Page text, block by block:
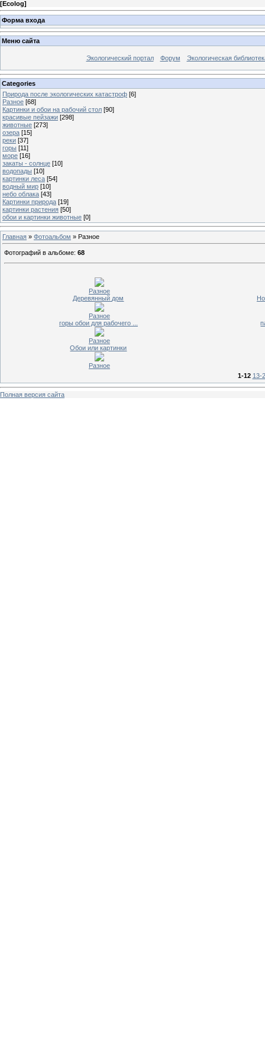
[Ecolog]
Форма входа
Меню сайта
Экологический портал Форум Экологическая
Categories
Природа после экологических катастроф [6]
Разное [68]
Картинки и обои на рабочий стол [90]
красивые пейзажи [298]
животные [273]
озера [15]
реки [37]
горы [11]
море [16]
закаты - солнце [10]
водопады [10]
картинки леса [54]
водный мир [10]
небо облака [43]
Картинки природа [19]
картинки растения [50]
обои и картинки животные [0]
Главная » Фотоальбом » Разное
Фотографий в альбоме: 68
Разное
Деревянный дом
Разное
горы обои для рабочего ...
Разное
Обои или картинки
Разное
1-12 13-
Полная версия сайта